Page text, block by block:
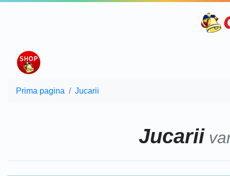
Prima pagina Jucarii
Jucarii